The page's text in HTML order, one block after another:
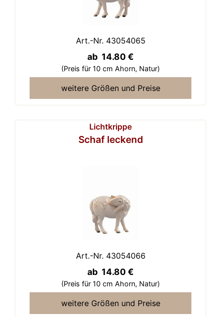
Art.-Nr. 43054065
ab 14.80 €
(Preis für 10 cm Ahorn, Natur)
weitere Größen und Preise
Lichtkrippe
Schaf leckend
Art.-Nr. 43054066
ab 14.80 €
(Preis für 10 cm Ahorn, Natur)
weitere Größen und Preise